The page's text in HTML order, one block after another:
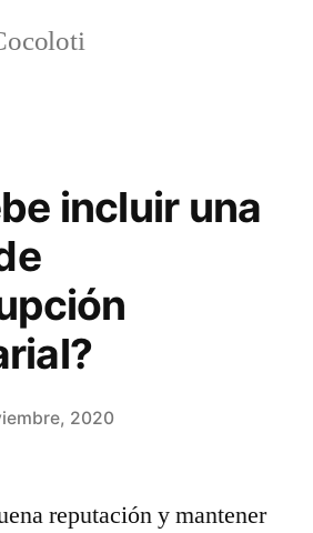
incluir una
2020
reputación y mantener